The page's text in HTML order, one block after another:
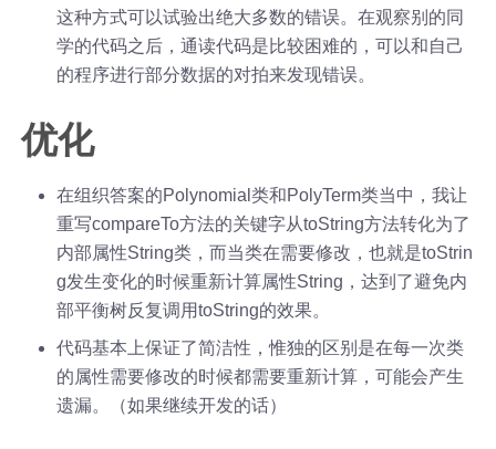
这种方式可以试验出绝大多数的错误。在观察别的同
学的代码之后，通读代码是比较困难的，可以和自己
的程序进行部分数据的对拍来发现错误。
优化
在组织答案的Polynomial类和PolyTerm类当中，我让
重写compareTo方法的关键字从toString方法转化为了
内部属性String类，而当类在需要修改，也就是toStrin
g发生变化的时候重新计算属性String，达到了避免内
部平衡树反复调用toString的效果。
代码基本上保证了简洁性，惟独的区别是在每一次类
的属性需要修改的时候都需要重新计算，可能会产生
遗漏。（如果继续开发的话）